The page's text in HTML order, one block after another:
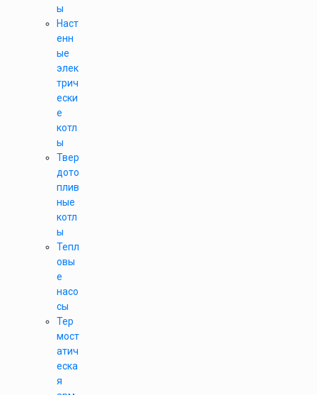
ы
Наст
енн
ые
элек
трич
ески
е
котл
ы
Твер
дото
плив
ные
котл
ы
Тепл
овы
е
насо
сы
Тер
мост
атич
еска
я